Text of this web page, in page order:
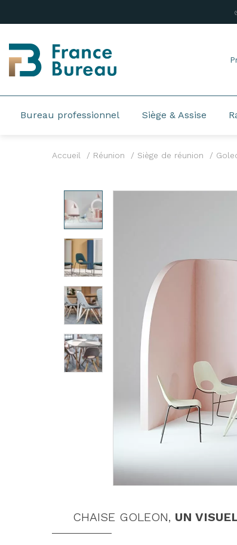
Bureau professionnel Siège & Assise
Accueil Réunion Siège de réunion
CHAISE GOLEON, UN